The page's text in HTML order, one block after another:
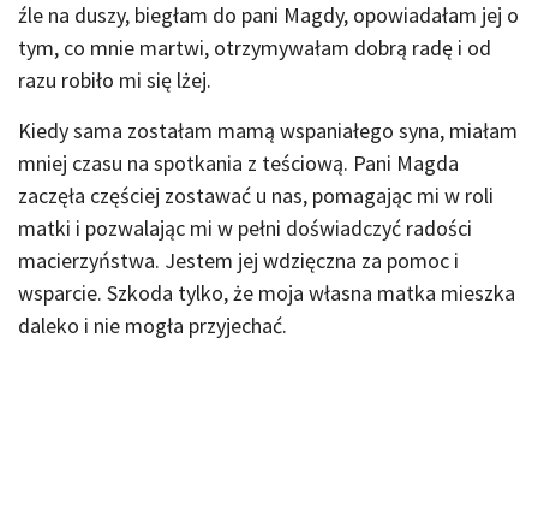
źle na duszy, biegłam do pani Magdy, opowiadałam jej o
tym, co mnie martwi, otrzymywałam dobrą radę i od
razu robiło mi się lżej.
Kiedy sama zostałam mamą wspaniałego syna, miałam
mniej czasu na spotkania z teściową. Pani Magda
zaczęła częściej zostawać u nas, pomagając mi w roli
matki i pozwalając mi w pełni doświadczyć radości
macierzyństwa. Jestem jej wdzięczna za pomoc i
wsparcie. Szkoda tylko, że moja własna matka mieszka
daleko i nie mogła przyjechać.